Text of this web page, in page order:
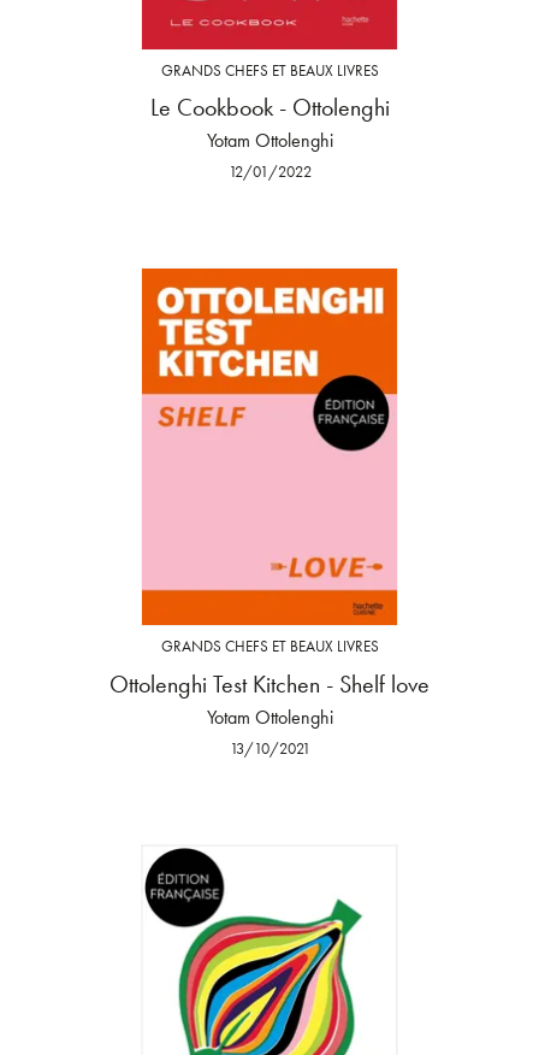
GRANDS CHEFS ET BEAUX LIVRES
Le Cookbook - Ottolenghi
Yotam Ottolenghi
12/01/2022
GRANDS CHEFS ET BEAUX LIVRES
Ottolenghi Test Kitchen - Shelf love
Yotam Ottolenghi
13/10/2021